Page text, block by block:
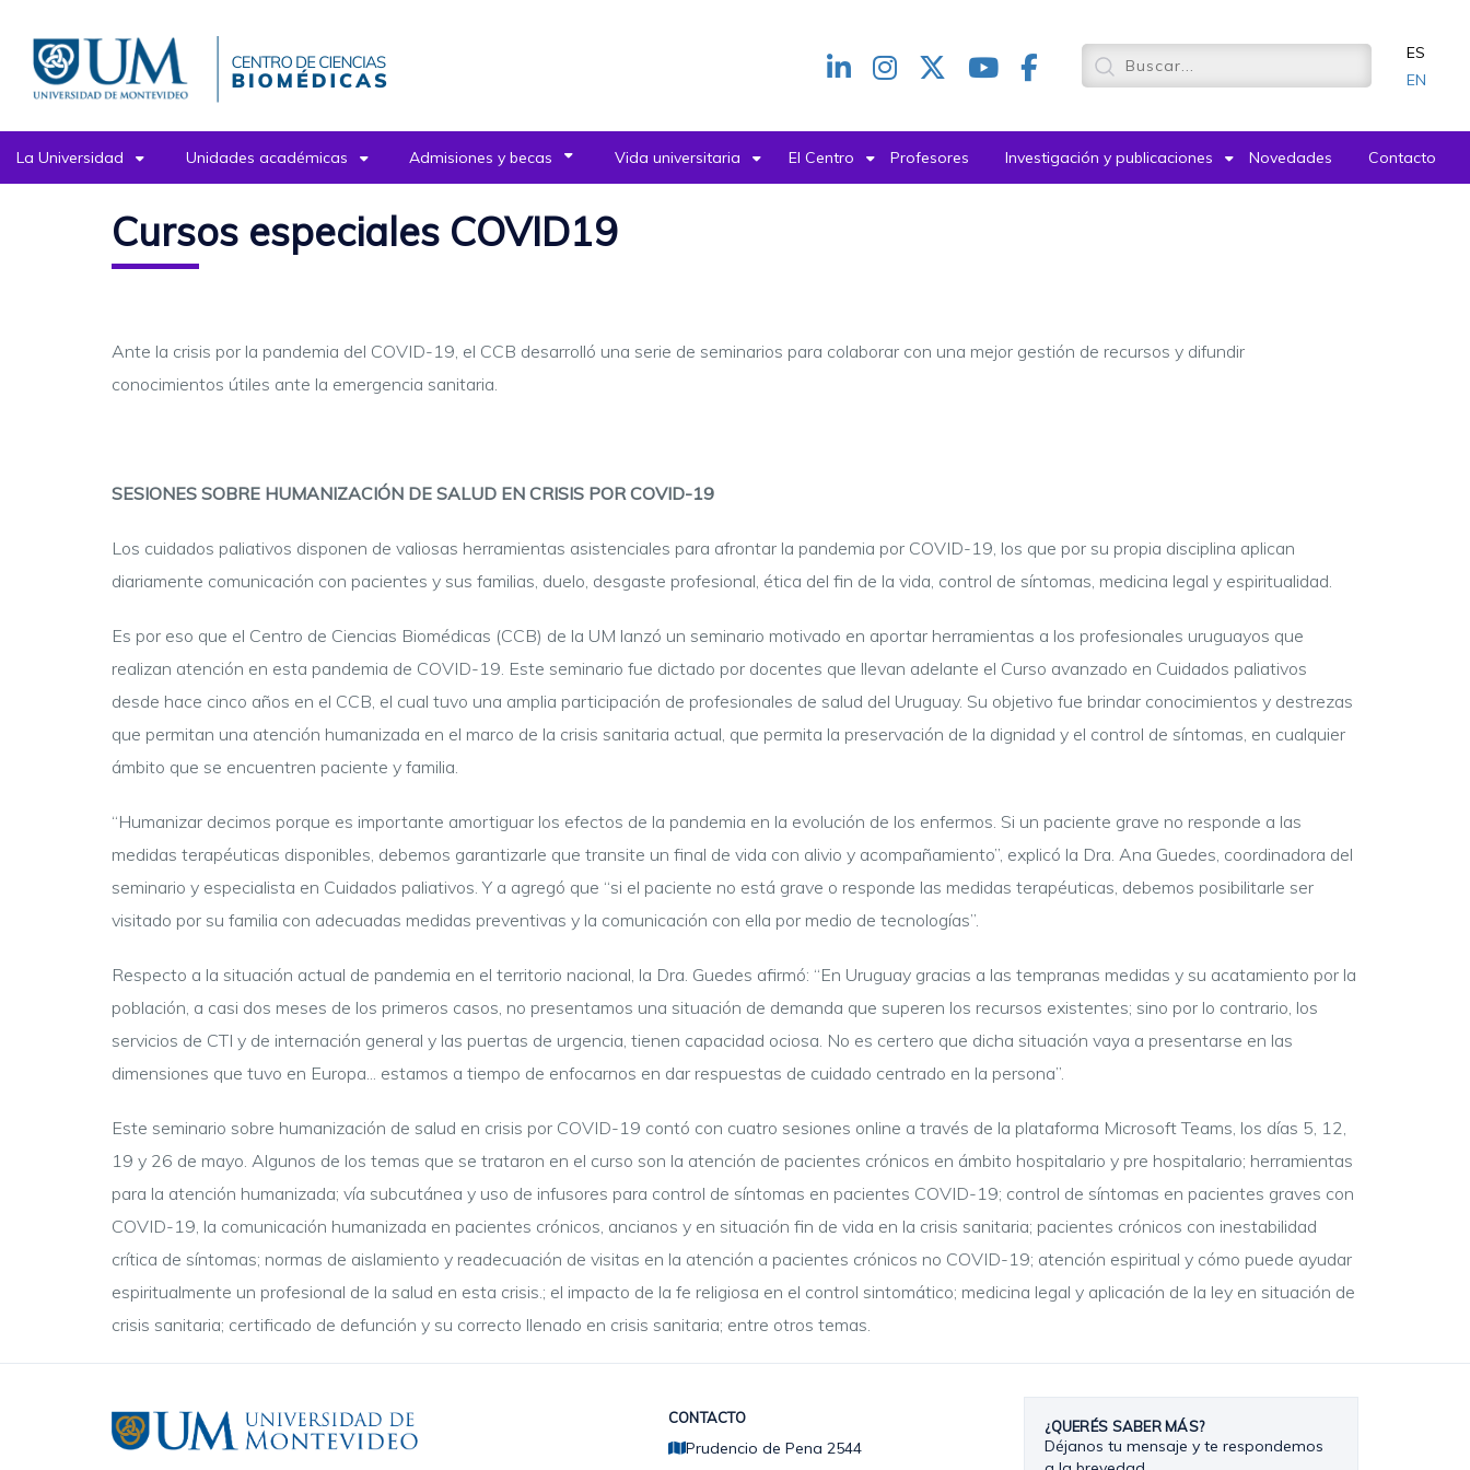
contenido
principal
Redes
header
ES
EN
La Universidad Unidades académicas Admisiones y becas Vida universitaria El Centro Profesores Investigación y publicaciones Novedades Contacto
Cursos especiales COVID19
Ante la crisis por la pandemia del COVID-19, el CCB desarrolló una serie de seminarios para colaborar con una mejor gestión de recursos y difundir
conocimientos útiles ante la emergencia sanitaria.
SESIONES SOBRE HUMANIZACIÓN DE SALUD EN CRISIS POR COVID-19
Los cuidados paliativos disponen de valiosas herramientas asistenciales para afrontar la pandemia por COVID-19, los que por su propia disciplina aplican
diariamente comunicación con pacientes y sus familias, duelo, desgaste profesional, ética del fin de la vida, control de síntomas, medicina legal y espiritualidad.
Es por eso que el Centro de Ciencias Biomédicas (CCB) de la UM lanzó un seminario motivado en aportar herramientas a los profesionales uruguayos que
realizan atención en esta pandemia de COVID-19. Este seminario fue dictado por docentes que llevan adelante el Curso avanzado en Cuidados paliativos
desde hace cinco años en el CCB, el cual tuvo una amplia participación de profesionales de salud del Uruguay. Su objetivo fue brindar conocimientos y destrezas
que permitan una atención humanizada en el marco de la crisis sanitaria actual, que permita la preservación de la dignidad y el control de síntomas, en cualquier
ámbito que se encuentren paciente y familia.
“Humanizar decimos porque es importante amortiguar los efectos de la pandemia en la evolución de los enfermos. Si un paciente grave no responde a las
medidas terapéuticas disponibles, debemos garantizarle que transite un final de vida con alivio y acompañamiento”, explicó la Dra. Ana Guedes, coordinadora del
seminario y especialista en Cuidados paliativos. Y a agregó que “si el paciente no está grave o responde las medidas terapéuticas, debemos posibilitarle ser
visitado por su familia con adecuadas medidas preventivas y la comunicación con ella por medio de tecnologías”.
Respecto a la situación actual de pandemia en el territorio nacional, la Dra. Guedes afirmó: “En Uruguay gracias a las tempranas medidas y su acatamiento por la
población, a casi dos meses de los primeros casos, no presentamos una situación de demanda que superen los recursos existentes; sino por lo contrario, los
servicios de CTI y de internación general y las puertas de urgencia, tienen capacidad ociosa. No es certero que dicha situación vaya a presentarse en las
dimensiones que tuvo en Europa... estamos a tiempo de enfocarnos en dar respuestas de cuidado centrado en la persona”.
Este seminario sobre humanización de salud en crisis por COVID-19 contó con cuatro sesiones online a través de la plataforma Microsoft Teams, los días 5, 12,
19 y 26 de mayo. Algunos de los temas que se trataron en el curso son la atención de pacientes crónicos en ámbito hospitalario y pre hospitalario; herramientas
para la atención humanizada; vía subcutánea y uso de infusores para control de síntomas en pacientes COVID-19; control de síntomas en pacientes graves con
COVID-19, la comunicación humanizada en pacientes crónicos, ancianos y en situación fin de vida en la crisis sanitaria; pacientes crónicos con inestabilidad
crítica de síntomas; normas de aislamiento y readecuación de visitas en la atención a pacientes crónicos no COVID-19; atención espiritual y cómo puede ayudar
espiritualmente un profesional de la salud en esta crisis.; el impacto de la fe religiosa en el control sintomático; medicina legal y aplicación de la ley en situación de
crisis sanitaria; certificado de defunción y su correcto llenado en crisis sanitaria; entre otros temas.
CONTACTO
Prudencio de Pena 2544
¿QUERÉS SABER MÁS?
Déjanos tu mensaje y te respondemos